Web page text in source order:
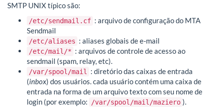
SMTP UNIX típico são:
/etc/sendmail.cf : arquivo de configuração do MTA
Sendmail
/etc/aliases : aliases globais de e-mail
/etc/mail/* : arquivos de controle de acesso ao
sendmail (spam, relay, etc).
/var/spool/mail
: diretório das caixas de entrada
(inbox) dos usuários. cada usuário contém uma caixa de
entrada na forma de um arquivo texto com seu nome de
login (por exemplo:
/var/spool/mail/maziero ).